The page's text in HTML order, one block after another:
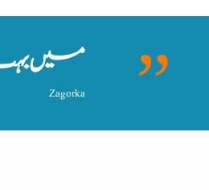
میں
Zagorka